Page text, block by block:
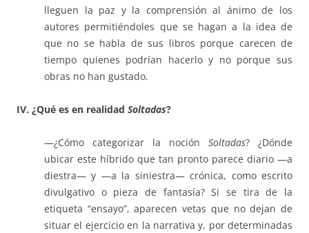
lleguen la paz y la comprensión al ánimo de los
autores permitiéndoles que se hagan a la idea de
que no se habla de sus libros porque carecen de
tiempo quienes podrían hacerlo y no porque sus
obras no han gustado.
IV. ¿Qué es en realidad Soltadas?
—¿Cómo categorizar la noción Soltadas? ¿Dónde
ubicar este híbrido que tan pronto parece diario —a
diestra— y —a la siniestra— crónica, como escrito
divulgativo o pieza de fantasía? Si se tira de la
etiqueta “ensayo”, aparecen vetas que no dejan de
situar el ejercicio en la narrativa y, por determinadas